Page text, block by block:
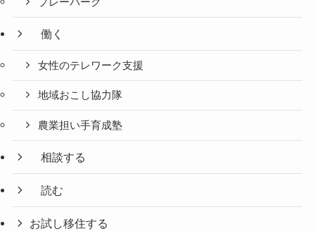
働く
女性のテレワーク支援
地域おこし協力隊
農業担い手育成塾
相談する
読む
お試し移住する